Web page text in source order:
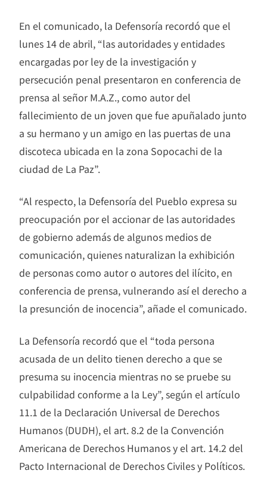
En el comunicado, la Defensoría recordó que el
lunes 14 de abril, “las autoridades y entidades
encargadas por ley de la investigación y
persecución penal presentaron en conferencia de
prensa al señor M.A.Z., como autor del
fallecimiento de un joven que fue apuñalado junto
a su hermano y un amigo en las puertas de una
discoteca ubicada en la zona Sopocachi de la
ciudad de La Paz”.
“Al respecto, la Defensoría del Pueblo expresa su
preocupación por el accionar de las autoridades
de gobierno además de algunos medios de
comunicación, quienes naturalizan la exhibición
de personas como autor o autores del ilícito, en
conferencia de prensa, vulnerando así el derecho a
la presunción de inocencia”, añade el comunicado.
La Defensoría recordó que el “toda persona
acusada de un delito tienen derecho a que se
presuma su inocencia mientras no se pruebe su
culpabilidad conforme a la Ley”, según el artículo
11.1 de la Declaración Universal de Derechos
Humanos (DUDH), el art. 8.2 de la Convención
Americana de Derechos Humanos y el art. 14.2 del
Pacto Internacional de Derechos Civiles y Políticos.